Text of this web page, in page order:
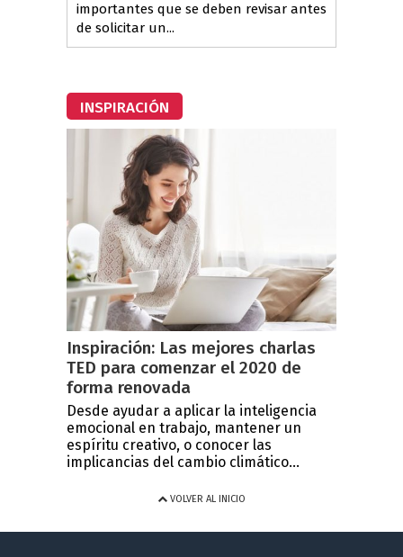
importantes que se deben revisar antes
de solicitar un...
INSPIRACIÓN
Inspiración: Las mejores charlas
TED para comenzar el 2020 de
forma renovada
Desde ayudar a aplicar la inteligencia
emocional en trabajo, mantener un
espíritu creativo, o conocer las
implicancias del cambio climático...
VOLVER AL INICIO